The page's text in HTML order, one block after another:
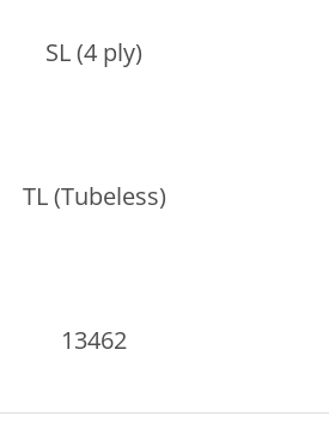
SL (4 ply)
TL (Tubeless)
13462